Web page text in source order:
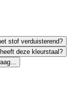
stof verduisterend?
deze kleurstaal?